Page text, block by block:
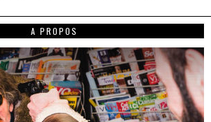
A PROPOS